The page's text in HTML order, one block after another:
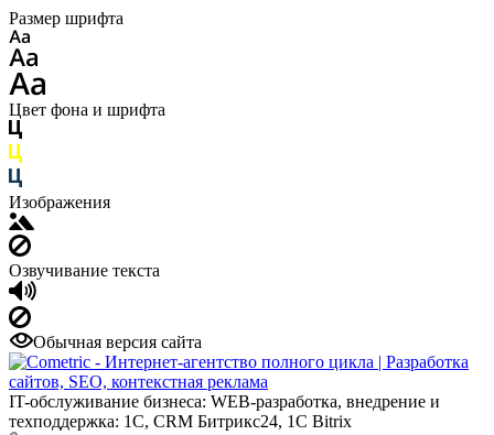
Размер шрифта
Цвет фона и шрифта
Изображения
Озвучивание текста
Обычная версия сайта
IT-обслуживание бизнеса: WEB-разработка, внедрение и
техподдержка: 1С, CRM Битрикс24, 1С Bitrix